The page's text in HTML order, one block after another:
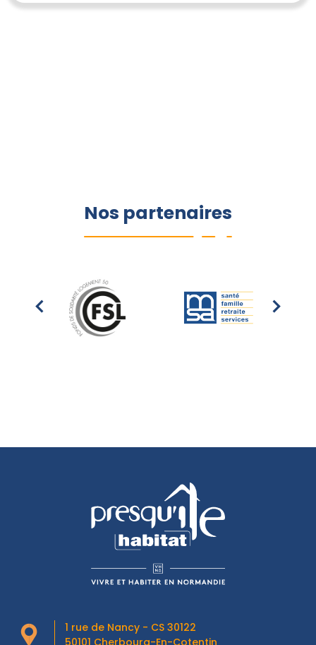
Nos partenaires
1 rue de Nancy - CS 30122